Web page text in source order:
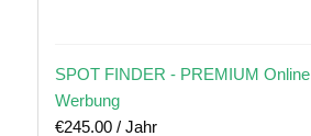
SPOT FINDER - PREMIUM Online
Werbung
€245.00 / Jahr